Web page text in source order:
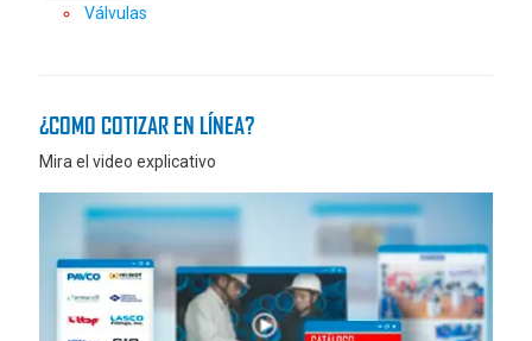
Válvulas
¿COMO COTIZAR EN LÍNEA?
Mira el video explicativo